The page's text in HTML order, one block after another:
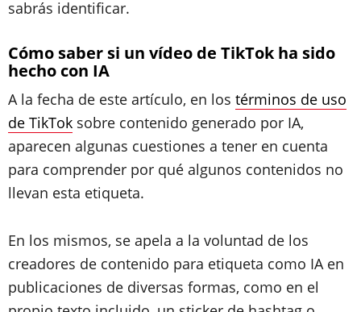
sabrás identificar.
Cómo saber si un vídeo de TikTok ha sido
hecho con IA
A la fecha de este artículo, en los términos de uso
de TikTok sobre contenido generado por IA,
aparecen algunas cuestiones a tener en cuenta
para comprender por qué algunos contenidos no
llevan esta etiqueta.
En los mismos, se apela a la voluntad de los
creadores de contenido para etiqueta como IA en
publicaciones de diversas formas, como en el